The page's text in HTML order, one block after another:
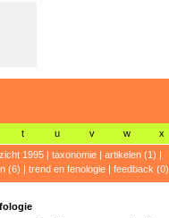
t u v w x
1995| taxonomie| artikelen (1) |
(6) | trend en fenologie| feedback (0)